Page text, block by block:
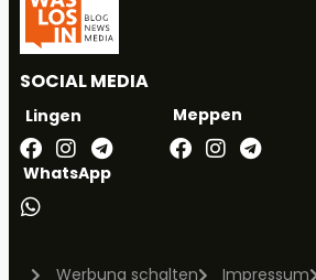
SOCIAL MEDIA
Lingen Meppen
WhatsApp
Werbung schalten Impressum